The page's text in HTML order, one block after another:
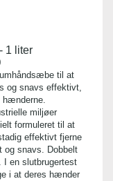
1 liter
til at
og snavs effektivt,
hænderne.
miljøer
formuleret til at
effektivt fjerne
og snavs. Dobbelt
en slutbrugertest
i at deres hænder